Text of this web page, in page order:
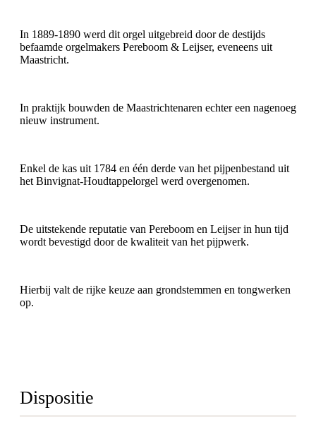
In 1889-1890 werd dit orgel uitgebreid door de destijds
befaamde orgelmakers Pereboom & Leijser, eveneens uit
Maastricht.
In praktijk bouwden de Maastrichtenaren echter een nagenoeg
nieuw instrument.
Enkel de kas uit 1784 en één derde van het pijpenbestand uit
het Binvignat-Houdtappelorgel werd overgenomen.
De uitstekende reputatie van Pereboom en Leijser in hun tijd
wordt bevestigd door de kwaliteit van het pijpwerk.
Hierbij valt de rijke keuze aan grondstemmen en tongwerken
op.
Dispositie